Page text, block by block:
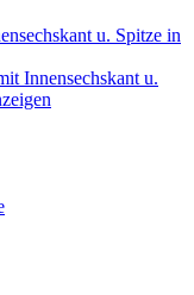
u. Spitze in
Innensechskant u.